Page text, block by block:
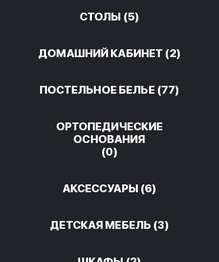
СТОЛЫ (5)
ДОМАШНИЙ КАБИНЕТ (2)
ПОСТЕЛЬНОЕ БЕЛЬЕ (77)
ОРТОПЕДИЧЕСКИЕ
ОСНОВАНИЯ
(0)
АКСЕССУАРЫ (6)
ДЕТСКАЯ МЕБЕЛЬ (3)